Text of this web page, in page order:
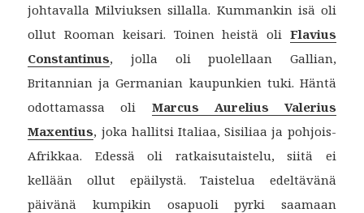
johtavalla Milviuksen sillalla. Kummankin isä oli
ollut Rooman keisari. Toinen heistä oli Flavius
Constantinus, jolla oli puolellaan Gallian,
Britannian ja Germanian kaupunkien tuki. Häntä
odottamassa oli Marcus Aurelius Valerius
Maxentius, joka hallitsi Italiaa, Sisiliaa ja pohjois-
Afrikkaa. Edessä oli ratkaisutaistelu, siitä ei
kellään ollut epäilystä. Taistelua edeltävänä
päivänä kumpikin osapuoli pyrki saamaan